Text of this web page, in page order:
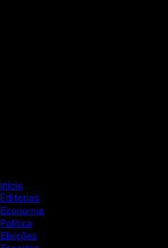
Início
Editorias
Economia
Política
Eleições